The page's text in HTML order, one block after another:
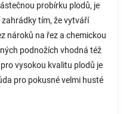
probírku plodů, je
tím, že vytváří
nároků na řez a chemickou
podnožích vhodná též
vysokou kvalitu plodů je
pro pokusné velmi husté